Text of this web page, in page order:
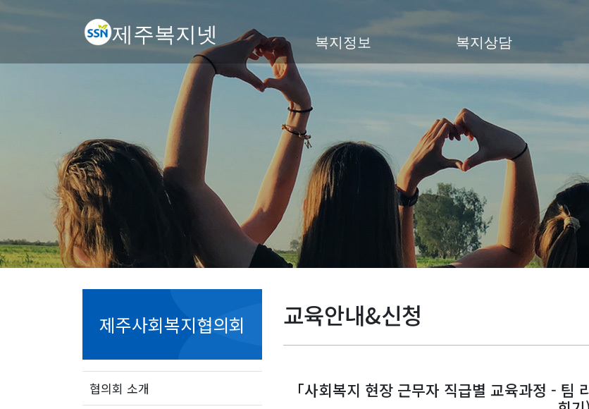
제주복지넷 복지정보 복지상담
제주사회복지협의회
협의회 소개
교육안내&신청
「사회복지 현장 근무자 직급별 교육과정 -